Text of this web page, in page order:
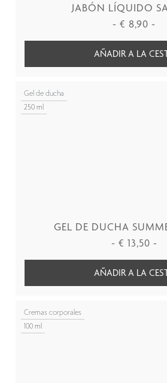
JABÓN LÍQUIDO
- € 8,90 -
AÑADIR A LA
Gel de ducha
250 ml
GEL DE DUCHA
- € 13,50 -
AÑADIR A LA
Cremas corporales
100 ml